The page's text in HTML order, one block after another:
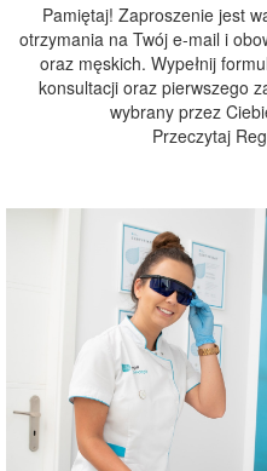
Pamiętaj! Zaproszenie jest
otrzymania na Twój e-mail i
oraz męskich. Wypełnij
konsultacji oraz pierwszego
wybrany przez
Przeczytaj